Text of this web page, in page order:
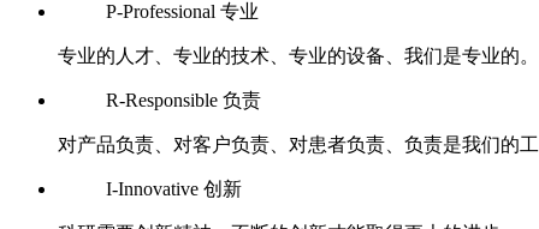
P-Professional 专业
专业的人才、专业的技术、专业的设备、我们是专业的。
R-Responsible 负责
对产品负责、对客户负责、对患者负责、负责是我们的
I-Innovative 创新